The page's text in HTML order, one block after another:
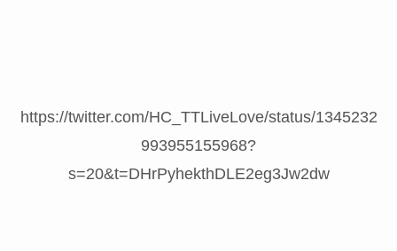
https://twitter.com/HC_TTLiveLove/status/1345232
993955155968?
s=20&t=DHrPyhekthDLE2eg3Jw2dw